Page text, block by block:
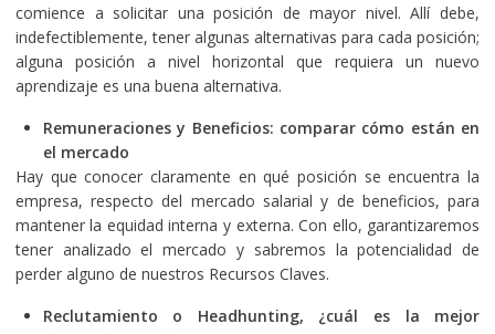
comience a solicitar una posición de mayor nivel. Allí debe,
indefectiblemente, tener algunas alternativas para cada posición;
alguna posición a nivel horizontal que requiera un nuevo
aprendizaje es una buena alternativa.
Remuneraciones y Beneficios: comparar cómo están en
el mercado
Hay que conocer claramente en qué posición se encuentra la
empresa, respecto del mercado salarial y de beneficios, para
mantener la equidad interna y externa. Con ello, garantizaremos
tener analizado el mercado y sabremos la potencialidad de
perder alguno de nuestros Recursos Claves.
Reclutamiento o Headhunting, ¿cuál es la mejor